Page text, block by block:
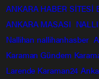
ANKARA HABER SİTESİ
ANKARA MASASI
Nallihan nallihanhasber
Karaman Gündem
Larende Karaman24